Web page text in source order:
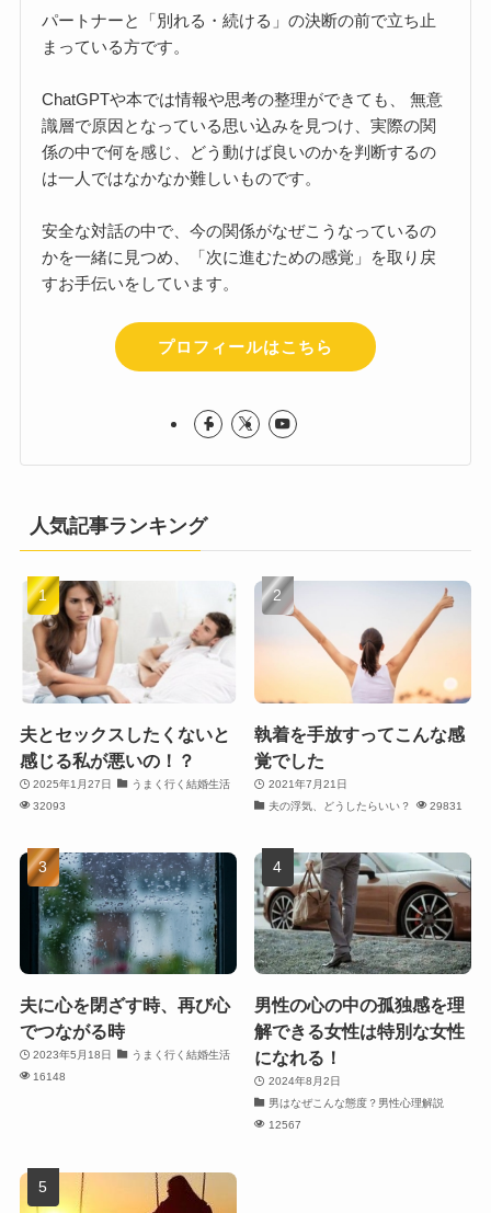
パートナーと「別れる・続ける」の決断の前で立ち止
まっている方です。
ChatGPTや本では情報や思考の整理ができても、 無意
識層で原因となっている思い込みを見つけ、実際の関
係の中で何を感じ、どう動けば良いのかを判断するの
は一人ではなかなか難しいものです。
安全な対話の中で、今の関係がなぜこうなっているの
かを一緒に見つめ、「次に進むための感覚」を取り戻
すお手伝いをしています。
プロフィールはこちら
人気記事ランキング
夫とセックスしたくないと
感じる私が悪いの！？
2025年1月27日
うまく行く結婚生活
32093
執着を手放すってこんな感
覚でした
2021年7月21日
夫の浮気、どうしたらいい？
29831
夫に心を閉ざす時、再び心
でつながる時
2023年5月18日
うまく行く結婚生活
16148
男性の心の中の孤独感を理
解できる女性は特別な女性
になれる！
2024年8月2日
男はなぜこんな態度？男性心理解説
12567